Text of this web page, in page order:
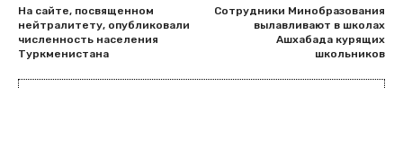
На сайте, посвященном
нейтралитету, опубликовали
численность населения
Туркменистана
Сотрудники Минобразования
вылавливают в школах
Ашхабада курящих
школьников